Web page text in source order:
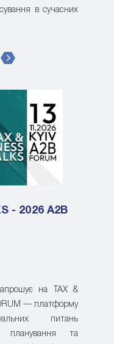
в сучасних
- 2026 A2B
на TAX &
— платформу
питань
планування та